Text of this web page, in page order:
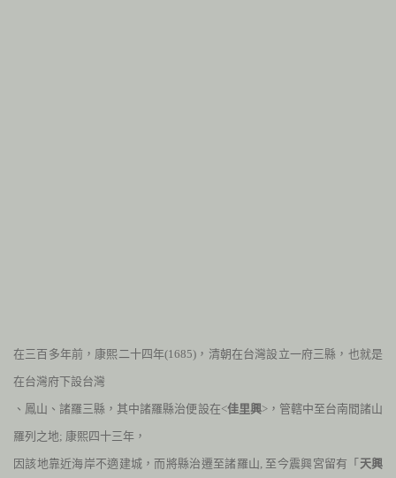
在三百多年前，康熙二十四年(1685) ，清朝在台灣設立一府三縣，也就是
在台灣府下設台灣
、鳳山、諸羅三縣，其中諸羅縣治便設在<佳里興>，管轄中至台南間諸山
羅列之地; 康熙四十三年，
因該地靠近海岸不適建城，而將縣治遷至諸羅山, 至今震興宮留有「 天興